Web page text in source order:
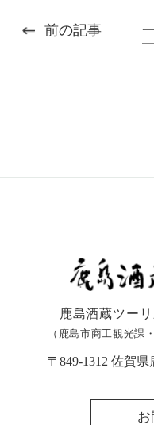
前の記事
鹿島酒蔵ツー
（鹿島市商工観光課
〒849-1312 佐賀